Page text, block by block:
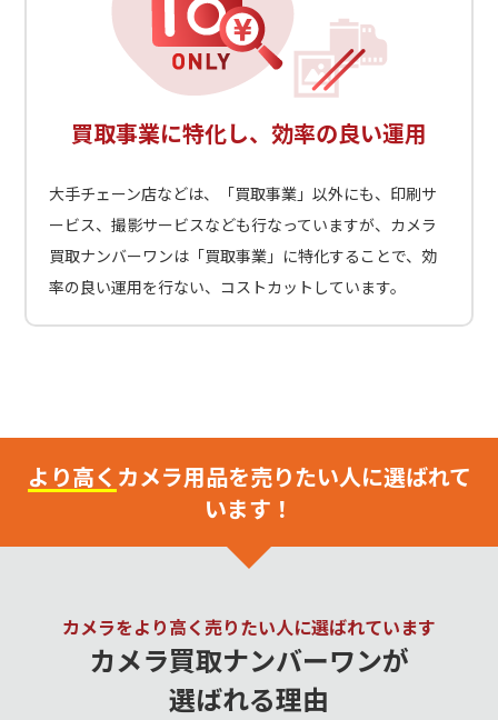
買取事業に特化し、効率の良い運用
大手チェーン店などは、「買取事業」以外にも、印刷サ
ービス、撮影サービスなども行なっていますが、カメラ
買取ナンバーワンは「買取事業」に特化することで、効
率の良い運用を行ない、コストカットしています。
より高く カメラ用品を売りたい人に選ばれて
います！
カメラをより高く売りたい人に選ばれています
カメラ買取ナンバーワンが
選ばれる理由